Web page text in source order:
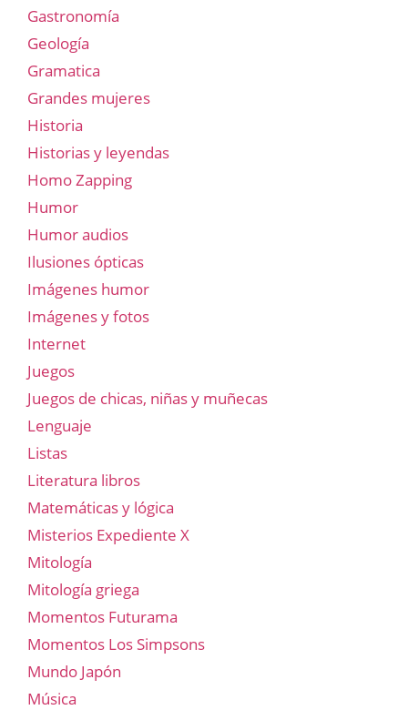
Gastronomía
Geología
Gramatica
Grandes mujeres
Historia
Historias y leyendas
Homo Zapping
Humor
Humor audios
Ilusiones ópticas
Imágenes humor
Imágenes y fotos
Internet
Juegos
Juegos de chicas, niñas y muñecas
Lenguaje
Listas
Literatura libros
Matemáticas y lógica
Misterios Expediente X
Mitología
Mitología griega
Momentos Futurama
Momentos Los Simpsons
Mundo Japón
Música